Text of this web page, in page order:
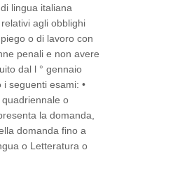
lingua italiana
agli obblighi
o di lavoro con
penali e non avere
dal l ° gennaio
seguenti esami: •
o
la domanda,
domanda fino a
o Letteratura o